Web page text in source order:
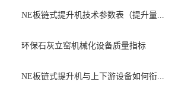
NE板链式提升机技术参数表（提升量...
环保石灰立窑机械化设备质量指标
NE板链式提升机与上下游设备如何衔...